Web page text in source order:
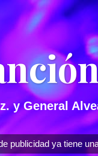
y General
publicidad ya tiene